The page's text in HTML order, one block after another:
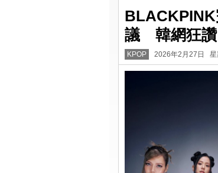
BLACKPINK
議 韓網狂讚
KPOP 2026年2月27日 星